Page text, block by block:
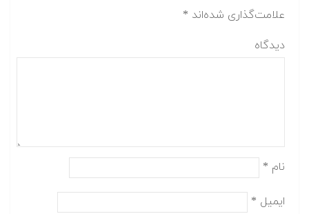
علامت‌گذاری شده‌اند *
دیدگاه
نام *
ایمیل *